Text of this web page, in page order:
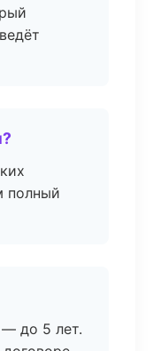
полный
до 5 лет.